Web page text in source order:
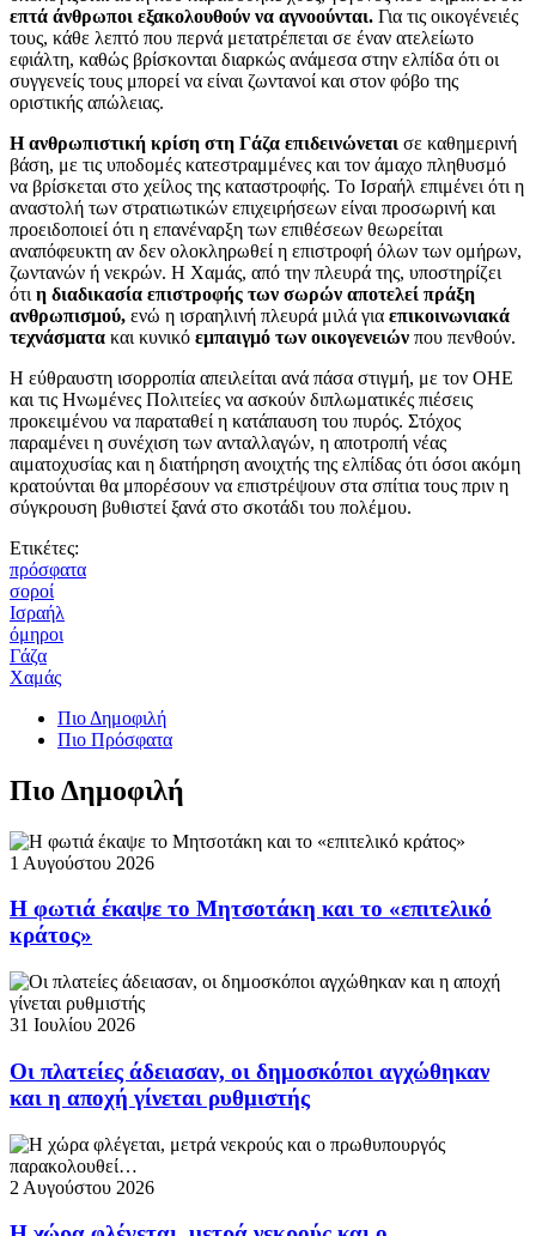
επτά άνθρωποι εξακολουθούν να αγνοούνται. Για τις οικογένειές
τους, κάθε λεπτό που περνά μετατρέπεται σε έναν ατελείωτο
εφιάλτη, καθώς βρίσκονται διαρκώς ανάμεσα στην ελπίδα ότι οι
συγγενείς τους μπορεί να είναι ζωντανοί και στον φόβο της
οριστικής απώλειας.
Η ανθρωπιστική κρίση στη Γάζα επιδεινώνεται σε καθημερινή
βάση, με τις υποδομές κατεστραμμένες και τον άμαχο πληθυσμό
να βρίσκεται στο χείλος της καταστροφής. Το Ισραήλ επιμένει ότι η
αναστολή των στρατιωτικών επιχειρήσεων είναι προσωρινή και
προειδοποιεί ότι η επανέναρξη των επιθέσεων θεωρείται
αναπόφευκτη αν δεν ολοκληρωθεί η επιστροφή όλων των ομήρων,
ζωντανών ή νεκρών. Η Χαμάς, από την πλευρά της, υποστηρίζει
ότι η διαδικασία επιστροφής των σωρών αποτελεί πράξη
ανθρωπισμού, ενώ η ισραηλινή πλευρά μιλά για επικοινωνιακά
τεχνάσματα και κυνικό εμπαιγμό των οικογενειών που πενθούν.
Η εύθραυστη ισορροπία απειλείται ανά πάσα στιγμή, με τον ΟΗΕ
και τις Ηνωμένες Πολιτείες να ασκούν διπλωματικές πιέσεις
προκειμένου να παραταθεί η κατάπαυση του πυρός. Στόχος
παραμένει η συνέχιση των ανταλλαγών, η αποτροπή νέας
αιματοχυσίας και η διατήρηση ανοιχτής της ελπίδας ότι όσοι ακόμη
κρατούνται θα μπορέσουν να επιστρέψουν στα σπίτια τους πριν η
σύγκρουση βυθιστεί ξανά στο σκοτάδι του πολέμου.
Ετικέτες:
πρόσφατα
σοροί
Ισραήλ
όμηροι
Γάζα
Χαμάς
Πιο Δημοφιλή
Πιο Πρόσφατα
Πιο Δημοφιλή
1 Αυγούστου 2026
Η φωτιά έκαψε το Μητσοτάκη και το «επιτελικό
κράτος»
31 Ιουλίου 2026
Οι πλατείες άδειασαν, οι δημοσκόποι αγχώθηκαν
και η αποχή γίνεται ρυθμιστής
2 Αυγούστου 2026